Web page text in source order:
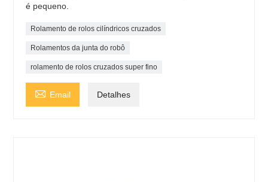
é pequeno.
Rolamento de rolos cilíndricos cruzados
Rolamentos da junta do robô
rolamento de rolos cruzados super fino
 Email Detalhes